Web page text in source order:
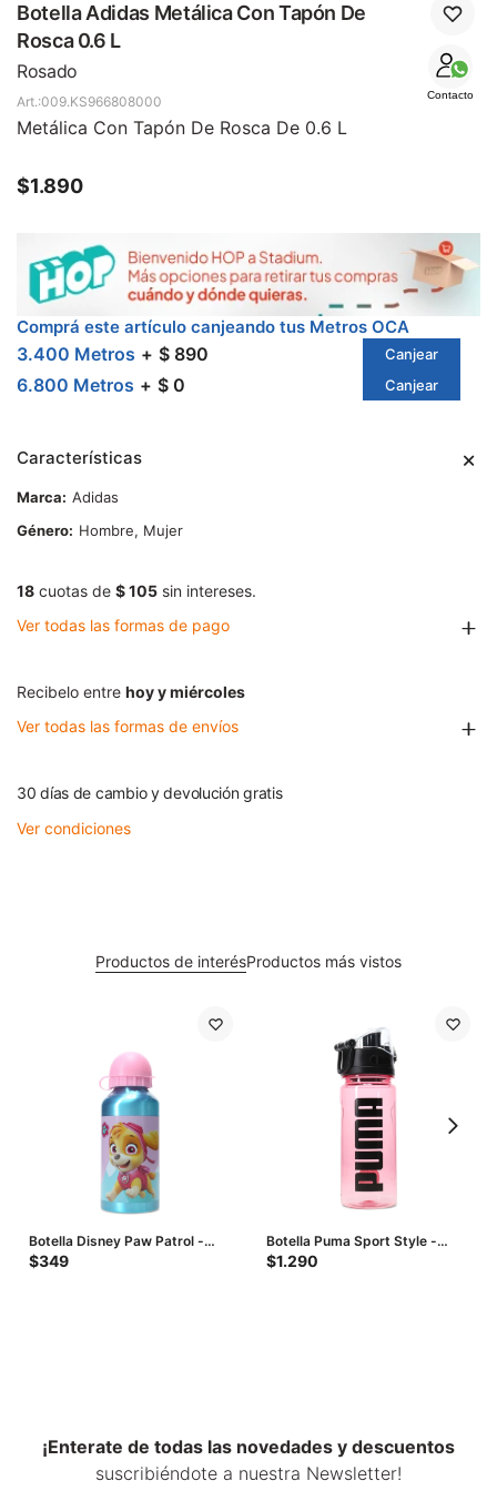
Botella Adidas Metálica Con Tapón De
Rosca 0.6 L
Rosado
Contacto
009.KS966808000
Metálica Con Tapón De Rosca De 0.6 L
$1.890
Comprá este artículo canjeando tus Metros OCA
3.400 Metros $ 890 Canjear
6.800 Metros $ 0 Canjear
Características
Marca
Adidas
Género
Hombre, Mujer
18 cuotas de $ 105 sin intereses.
Ver todas las formas de pago
Recibelo entre hoy y miércoles
Ver todas las formas de envíos
30 días de cambio y devolución gratis
Ver condiciones
Productos de interésProductos más vistos
Botella Disney Paw Patrol -
Turquesa - Rosado
$349
Botella Puma Sport Style -
Rosado - Negro
$1.290
¡Enterate de todas las novedades y descuentos
suscribiéndote a nuestra Newsletter!